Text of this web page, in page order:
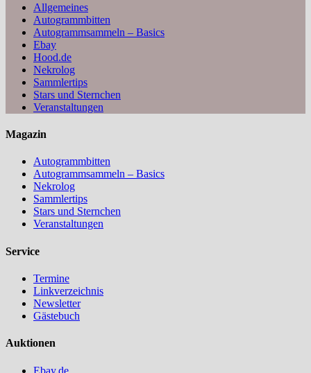
Allgemeines
Autogrammbitten
Autogrammsammeln – Basics
Ebay
Hood.de
Nekrolog
Sammlertips
Stars und Sternchen
Veranstaltungen
Magazin
Autogrammbitten
Autogrammsammeln – Basics
Nekrolog
Sammlertips
Stars und Sternchen
Veranstaltungen
Service
Termine
Linkverzeichnis
Newsletter
Gästebuch
Auktionen
Ebay.de